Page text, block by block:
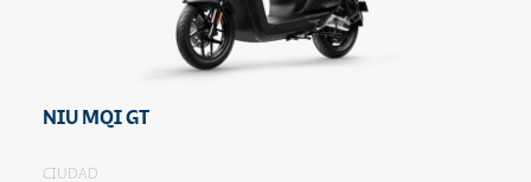
NIU MQI GT
CIUDAD